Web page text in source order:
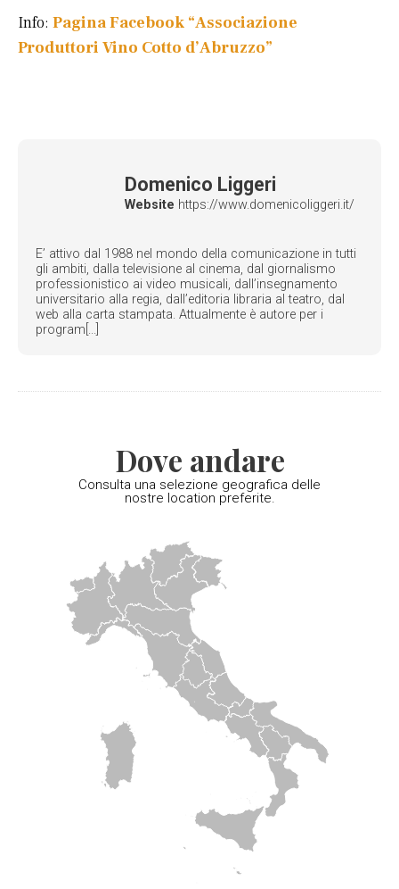
Info: Pagina Facebook “Associazione
Produttori Vino Cotto d’Abruzzo”
Domenico Liggeri
Website https://www.domenicoliggeri.it/
E’ attivo dal 1988 nel mondo della comunicazione in tutti
gli ambiti, dalla televisione al cinema, dal giornalismo
professionistico ai video musicali, dall’insegnamento
universitario alla regia, dall’editoria libraria al teatro, dal
web alla carta stampata. Attualmente è autore per i
program[...]
Dove andare
Consulta una selezione geografica delle
nostre location preferite.